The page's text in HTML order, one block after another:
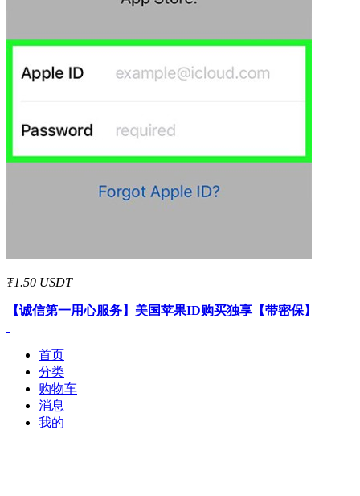
₮1.50 USDT
【诚信第一用心服务】 美国苹果ID购买独享【带密保】
首页
分类
购物车
消息
我的